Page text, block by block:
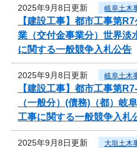
2025年9月8日更新 岐阜土木
【建設工事】都市工事第
業（交付金事業分）世界
に関する一般競争入札公告
2025年9月8日更新 岐阜土木
【建設工事】都市工事第
（一般分）(債務)（都）
工事に関する一般競争入札
2025年9月8日更新 大垣土木